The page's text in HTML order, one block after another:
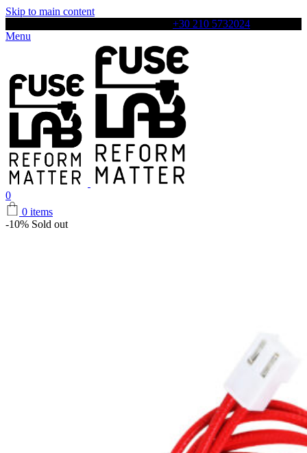
Skip to main content
+30 210 5732024
Menu
0
0 items
-10% Sold out